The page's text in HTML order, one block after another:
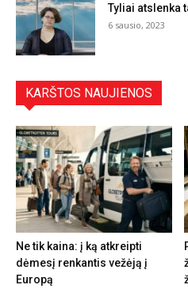
Tyliai atslenka
6 sausio, 2023
KARŠTOS NAUJIENOS
Ne tik kaina: į ką atkreipti
dėmesį renkantis vežėją į
Europą